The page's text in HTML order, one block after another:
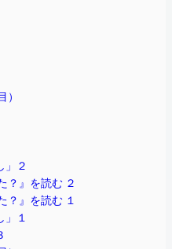
」２
？』を読む ２
？』を読む １
１